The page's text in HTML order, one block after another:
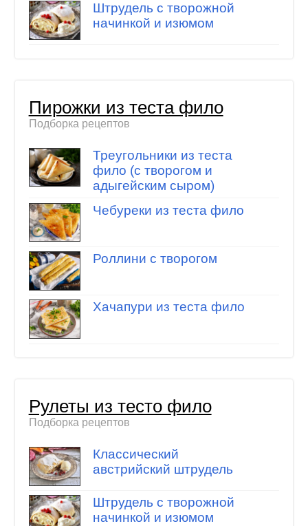
Штрудель с творожной
начинкой и изюмом
Пирожки из теста фило
Подборка рецептов
Треугольники из теста
фило (с творогом и
адыгейским сыром)
Чебуреки из теста фило
Роллини с творогом
Хачапури из теста фило
Рулеты из тесто фило
Подборка рецептов
Классический
австрийский штрудель
Штрудель с творожной
начинкой и изюмом